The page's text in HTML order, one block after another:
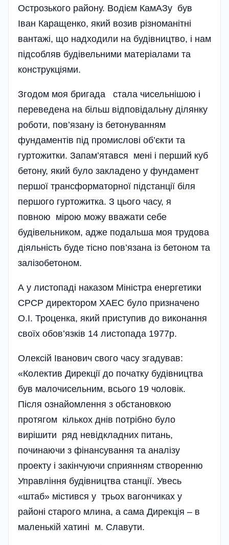
Острозького району. Водієм КамАЗу був
Іван Каращенко, який возив різноманітні
вантажі, що надходили на будівництво, і нам
підсобляв будівельними матеріалами та
конструкціями.
Згодом моя бригада стала чисельнішою і
переведена на більш відповідальну ділянку
роботи, пов’язану із бетонуванням
фундаментів під промислові об’єкти та
гуртожитки. Запам’ятався мені і перший куб
бетону, який було закладено у фундамент
першої трансформаторної підстанції біля
першого гуртожитка. З цього часу, я
повною мірою можу вважати себе
будівельником, адже подальша моя трудова
діяльність буде тісно пов’язана із бетоном та
залізобетоном.
А у листопаді наказом Міністра енергетики
СРСР директором ХАЕС було призначено
О.І. Троценка, який приступив до виконання
своїх обов’язків 14 листопада 1977р.
Олексій Іванович свого часу згадував:
«Колектив Дирекції до початку будівництва
був малочисельним, всього 19 чоловік.
Після ознайомлення з обстановкою
протягом кількох днів потрібно було
вирішити ряд невідкладних питань,
починаючи з фінансування та аналізу
проекту і закінчуючи сприянням створенню
Управління буді­вництва станції. Увесь
«штаб» містився у трьох вагончиках у
районі старого млина, а сама Дирекція – в
маленькій хатині м. Славути.